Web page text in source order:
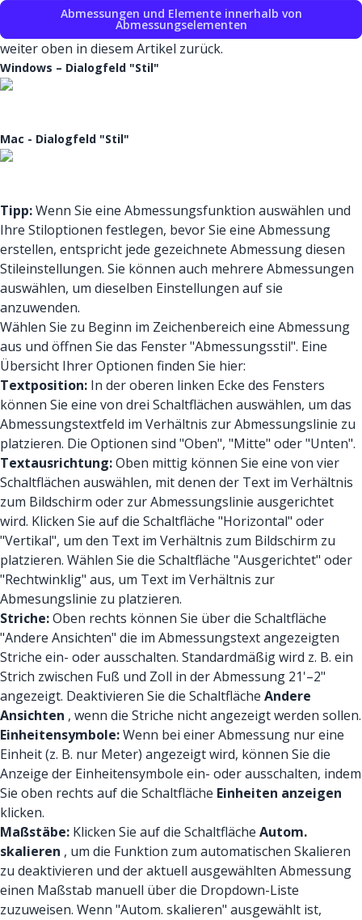
Abmessungen und Elemente innerhalb von
Abmessungselementen
weiter oben in diesem Artikel zurück.
Windows – Dialogfeld "Stil"
Mac - Dialogfeld "Stil"
Tipp:Wenn Sie eine Abmessungsfunktion auswählen und
Ihre Stiloptionen festlegen, bevor Sie eine Abmessung
erstellen, entspricht jede gezeichnete Abmessung diesen
Stileinstellungen. Sie können auch mehrere Abmessungen
auswählen, um dieselben Einstellungen auf sie
anzuwenden.
Wählen Sie zu Beginn im Zeichenbereich eine Abmessung
aus und öffnen Sie das Fenster "Abmessungsstil". Eine
Übersicht Ihrer Optionen finden Sie hier:
Textposition: In der oberen linken Ecke des Fensters
können Sie eine von drei Schaltflächen auswählen, um das
Abmessungstextfeld im Verhältnis zur Abmessungslinie zu
platzieren. Die Optionen sind "Oben", "Mitte" oder "Unten".
Textausrichtung:Oben mittig können Sie eine von vier
Schaltflächen auswählen, mit denen der Text im Verhältnis
zum Bildschirm oder zur Abmessungslinie ausgerichtet
wird. Klicken Sie auf die Schaltfläche "Horizontal" oder
"Vertikal", um den Text im Verhältnis zum Bildschirm zu
platzieren. Wählen Sie die Schaltfläche "Ausgerichtet" oder
"Rechtwinklig" aus, um Text im Verhältnis zur
Abmesungslinie zu platzieren.
Striche:Oben rechts können Sie über die Schaltfläche
"Andere Ansichten" die im Abmessungstext angezeigten
Striche ein- oder ausschalten. Standardmäßig wird z. B. ein
Strich zwischen Fuß und Zoll in der Abmessung 21'–2"
angezeigt. Deaktivieren Sie die Schaltfläche Andere
Ansichten , wenn die Striche nicht angezeigt werden sollen.
Einheitensymbole:Wenn bei einer Abmessung nur eine
Einheit (z. B. nur Meter) angezeigt wird, können Sie die
Anzeige der Einheitensymbole ein- oder ausschalten, indem
Sie oben rechts auf die Schaltfläche Einheiten anzeigen
klicken.
Maßstäbe: Klicken Sie auf die Schaltfläche Autom.
skalieren , um die Funktion zum automatischen Skalieren
zu deaktivieren und der aktuell ausgewählten Abmessung
einen Maßstab manuell über die Dropdown-Liste
zuzuweisen. Wenn "Autom. skalieren" ausgewählt ist,